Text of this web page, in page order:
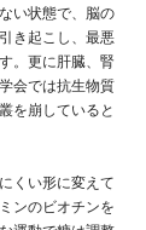
い状態で、脳の
き起こし、最悪
。更に肝臓、腎
会では抗生物質
を崩していると
くい形に変えて
ンのビオチンを